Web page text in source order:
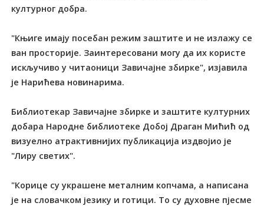
културног добра.
"Књиге имају посебан режим заштите и не излажу се
ван просторије. Заинтересовани могу да их користе
искључиво у читаоници Завичајне збирке", изјавила
је Нарићева новинарима.
Библиотекар Завичајне збирке и заштите културних
добара Народне библиотеке Добој Драган Мићић од
визуелно атрактивнијих публикација издвојио је
"Лиру светих".
"Корице су украшене металним копчама, а написана
је на словачком језику и готици. То су духовне пјесме